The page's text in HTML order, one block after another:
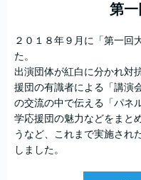
第一
２０１８年９月に「第一回
た。
出演団体が紅白に分かれ対
援団の有識者による「講演
の交流の中で伝える「パネ
学応援団の魅力などをまと
うなど、これまで実施され
しました。